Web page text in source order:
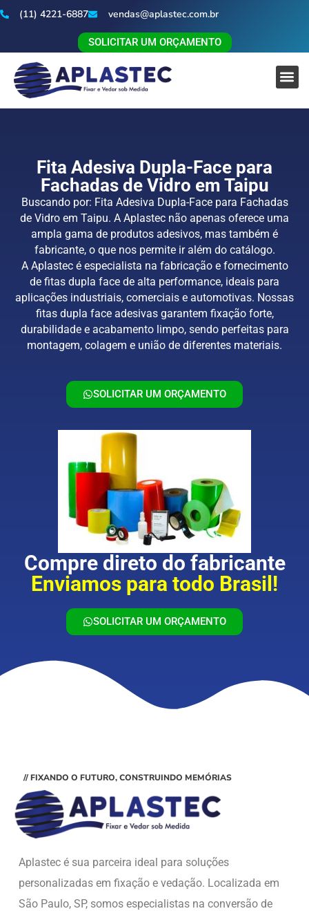
(11) 4221-6887 vendas@aplastec.com.br
SOLICITAR UM ORÇAMENTO
Fita Adesiva Dupla-Face para
Fachadas de Vidro em Taipu
Buscando por: Fita Adesiva Dupla-Face para Fachadas
de Vidro em Taipu. A Aplastec não apenas oferece uma
ampla gama de produtos adesivos, mas também é
fabricante, o que nos permite ir além do catálogo.
A Aplastec é especialista na fabricação e fornecimento
de fitas dupla face de alta performance, ideais para
aplicações industriais, comerciais e automotivas. Nossas
fitas dupla face adesivas garantem fixação forte,
durabilidade e acabamento limpo, sendo perfeitas para
montagem, colagem e união de diferentes materiais.
SOLICITAR UM ORÇAMENTO
Compre direto do fabricante
Enviamos para todo Brasil!
SOLICITAR UM ORÇAMENTO
// FIXANDO O FUTURO, CONSTRUINDO MEMÓRIAS
Aplastec é sua parceira ideal para soluções
personalizadas em fixação e vedação. Localizada em
São Paulo, SP, somos especialistas na conversão de